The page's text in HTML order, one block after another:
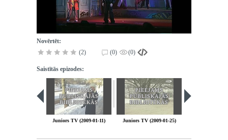
Novērtēt:
(2)
(0) (0)
Saistītās epizodes:
PIEEJAMS
PUBLISKAJĀS
BIBLIOTĒKĀS
Juniors TV (2009-01-11)
PIEEJAMS
PUBLISKAJĀS
BIBLIOTĒKĀS
Juniors TV (2009-01-25)